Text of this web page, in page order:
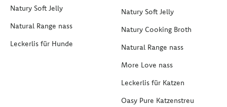
Natury Soft Jelly
Natural Range nass
Leckerlis für Hunde
Natury Soft Jelly
Natury Cooking Broth
Natural Range nass
More Love nass
Leckerlis für Katzen
Oasy Pure Katzenstreu